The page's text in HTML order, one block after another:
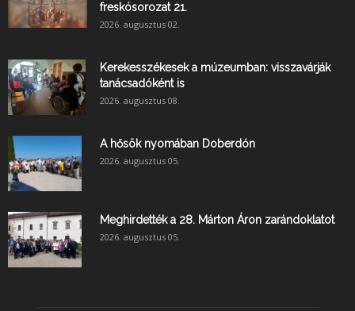
freskósorozat 21.
2026. augusztus 02.
Kerekesszékesek a múzeumban: visszavárják
tanácsadóként is
2026. augusztus 08.
A hősök nyomában Doberdón
2026. augusztus 05.
Meghirdették a 28. Márton Áron zarándoklatot
2026. augusztus 05.